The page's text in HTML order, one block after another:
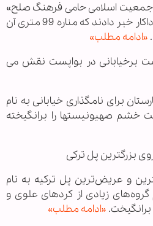
اسلامی حامی فرهنگ صلح»
از ساخت مسجدی در حومه داكار خبر دادند كه مناره 99 متری آن
«ادامه مطلب»
برخیابانی در بواپست نقش می
برای نامگذاری خیابانی به نام
صهیونیستها را برانگیخته
بزرگترین پل ترکی
و عریض‌ترین پل ترکیه به نام
زیادی از کردهای علوی و
«ادامه مطلب»